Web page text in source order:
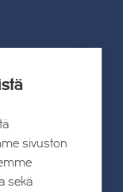
sivuston
sekä